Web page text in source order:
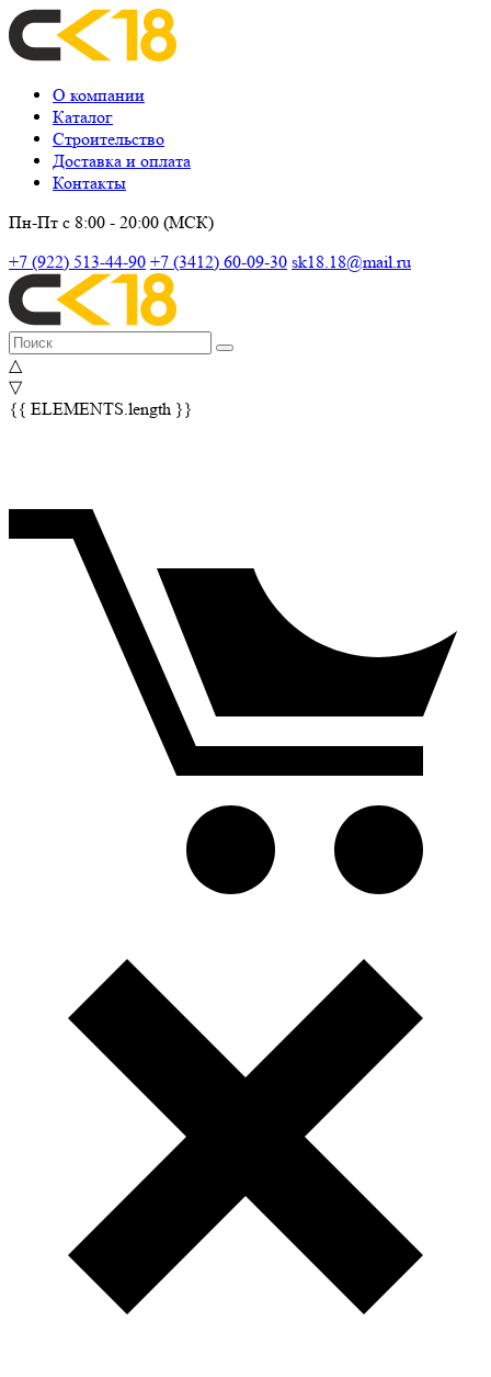
О компании
Каталог
Строительство
Доставка и оплата
Контакты
Пн-Пт с 8:00 - 20:00 (МСК)
+7 (922) 513-44-90 +7 (3412) 60-09-30 sk18.18@mail.ru
△
▽
{{ ELEMENTS.length }}